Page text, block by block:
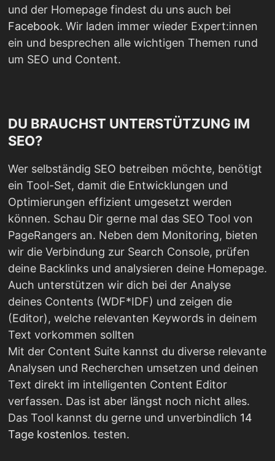
und der Homepage findest du uns auch bei
Facebook. Wir laden immer wieder Expert:innen
ein und besprechen alle wichtigen Themen rund
um SEO und Content.
DU BRAUCHST UNTERSTÜTZUNG IM
SEO?
Wer selbständig SEO betreiben möchte, benötigt
ein Tool-Set, damit die Entwicklungen und
Optimierungen effizient umgesetzt werden
können. Schau Dir gerne mal das SEO Tool von
PageRangers an. Neben dem Monitoring, bieten
wir die Verbindung zur Search Console, prüfen
deine Backlinks und analysieren deine Homepage.
Auch unterstützen wir dich bei der Analyse
deines Contents (WDF*IDF) und zeigen die
(Editor), welche relevanten Keywords in deinem
Text vorkommen sollten
Mit der Content Suite kannst du diverse relevante
Analysen und Recherchen umsetzen und deinen
Text direkt im intelligenten Content Editor
verfassen. Das ist aber längst noch nicht alles.
Das Tool kannst du gerne und unverbindlich 14
Tage kostenlos. testen.